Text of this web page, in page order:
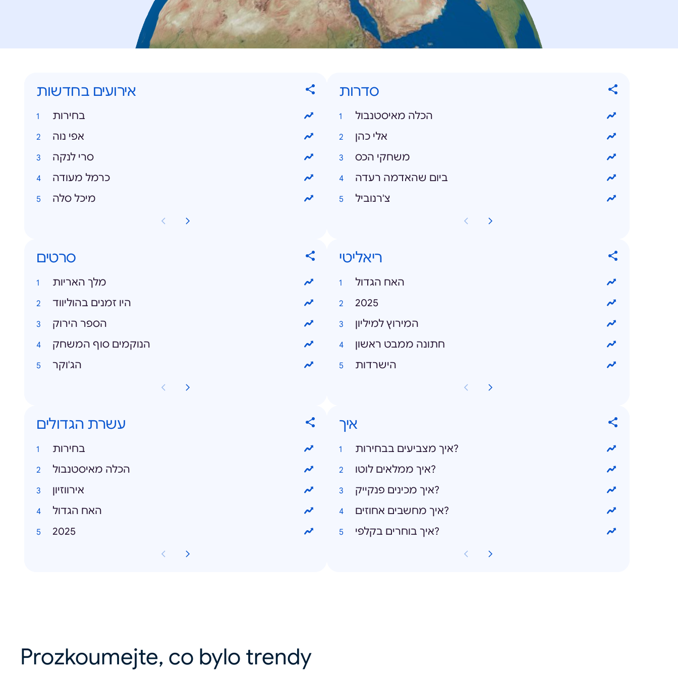
אירועים בחדשות
בחירות
אפי נוה
סרי לנקה
כרמל מעודה
מיכל סלה
סדרות
הכלה מאיסטנבול
אלי כהן
משחקי הכס
ביום שהאדמה רעדה
צ'רנוביל
סרטים
מלך האריות
היו זמנים בהוליווד
הספר הירוק
הנוקמים סוף המשחק
הג'וקר
ריאליטי
האח הגדול
2025
המירוץ למיליון
חתונה ממבט ראשון
הישרדות
עשרת הגדולים
בחירות
הכלה מאיסטנבול
אירווזיון
האח הגדול
2025
איך
איך מצביעים בבחירות?
איך ממלאים לוטו?
איך מכינים פנקייק?
איך מחשבים אחוזים?
איך בוחרים בקלפי?
Prozkoumejte, co bylo trendy